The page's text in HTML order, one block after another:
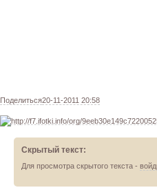
Поделиться20-11-2011 20:58
Скрытый текст:
Для просмотра скрытого текста -